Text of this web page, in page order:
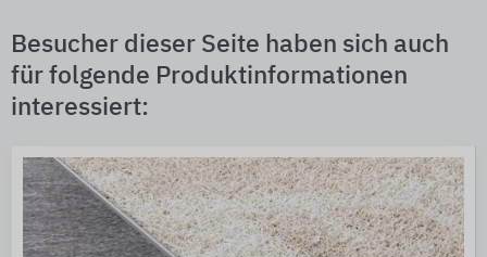
Besucher dieser Seite haben sich auch
für folgende Produktinformationen
interessiert: